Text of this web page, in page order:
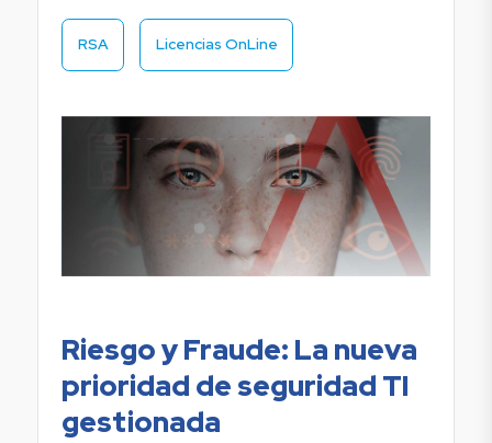
RSA Licencias OnLine
Riesgo y Fraude: La nueva
prioridad de seguridad TI
gestionada